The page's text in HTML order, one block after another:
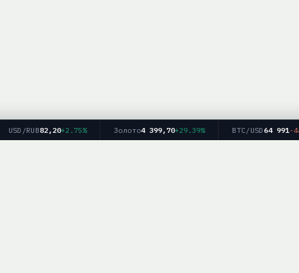
USD/RUB82,20+2.75% Золото4 399,70+29.39% BTC/USD64 991-